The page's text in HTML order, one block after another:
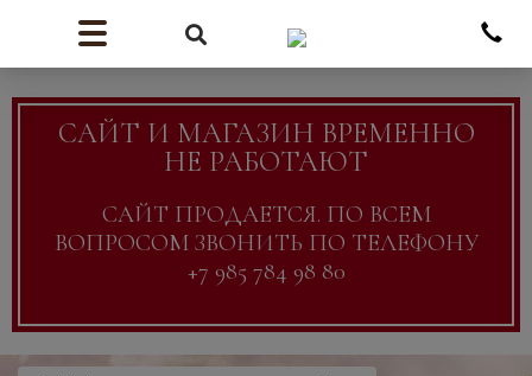
САЙТ И МАГАЗИН ВРЕМЕННО
НЕ РАБОТАЮТ
САЙТ ПРОДАЕТСЯ. ПО ВСЕМ
ВОПРОСОМ ЗВОНИТЬ ПО ТЕЛЕФОНУ
+7 985 784 98 80